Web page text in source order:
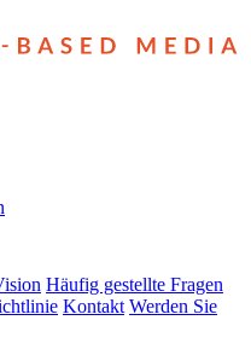
Häufig gestellte Fragen
Kontakt Werden Sie